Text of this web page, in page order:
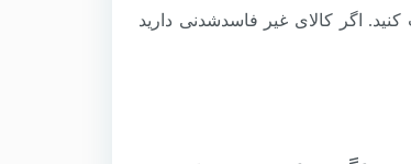
اگر کالای غیر فاسدشدنی دارید